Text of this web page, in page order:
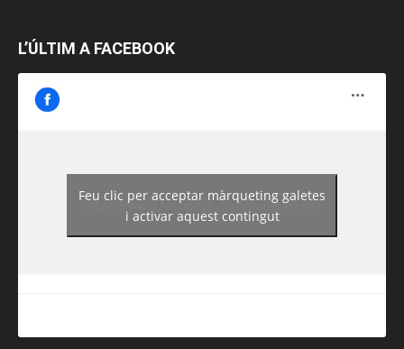
L’ÚLTIM A FACEBOOK
https://www.facebook.com/guiadereus/
Feu clic per acceptar màrqueting galetes
i activar aquest contingut